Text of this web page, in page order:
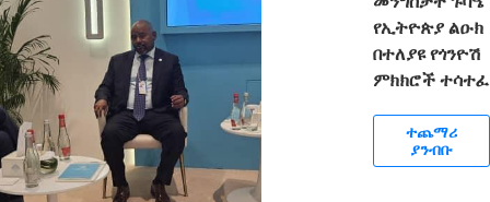
የኢትዮጵያ ልዑክ
በተለያዩ የጎንዮሽ
ምክክሮች ተሳተፈ
ተጨማሪ
ያንብቡ